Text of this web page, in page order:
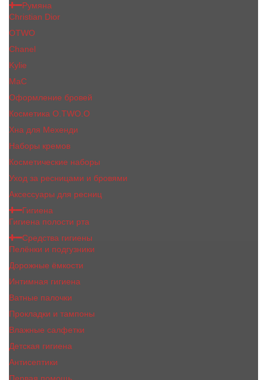
Румяна
Christian Dior
OTWO
Сhanеl
Kylie
MaC
Оформление бровей
Косметика O.TWO.O
Хна для Мехенди
Наборы кремов
Косметические наборы
Уход за ресницами и бровями
Аксессуары для ресниц
Гигиена
Гигиена полости рта
Средства гигиены
Пелёнки и подгузники
Дорожные ёмкости
Интимная гигиена
Ватные палочки
Прокладки и тампоны
Влажные салфетки
Детская гигиена
Антисептики